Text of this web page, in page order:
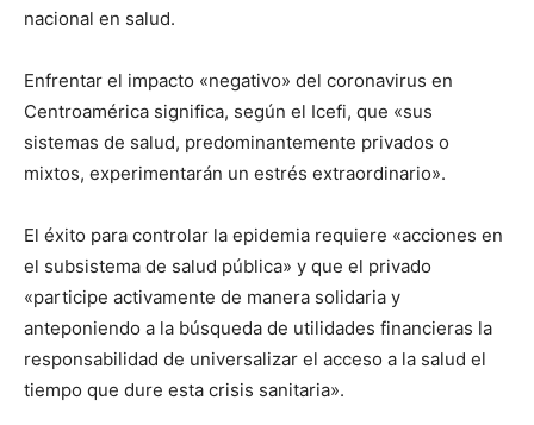
nacional en salud.
Enfrentar el impacto «negativo» del coronavirus en
Centroamérica significa, según el Icefi, que «sus
sistemas de salud, predominantemente privados o
mixtos, experimentarán un estrés extraordinario».
El éxito para controlar la epidemia requiere «acciones en
el subsistema de salud pública» y que el privado
«participe activamente de manera solidaria y
anteponiendo a la búsqueda de utilidades financieras la
responsabilidad de universalizar el acceso a la salud el
tiempo que dure esta crisis sanitaria».